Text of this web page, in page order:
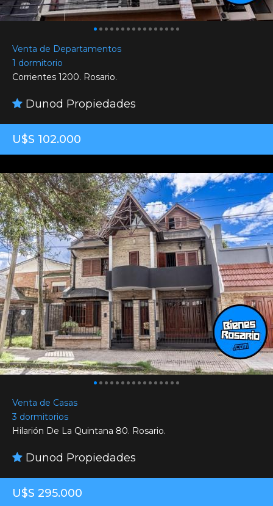
Venta de Departamentos
1 dormitorio
Corrientes 1200. Rosario.
Dunod Propiedades
U$S 102.000
Venta de Casas
3 dormitorios
Hilarión De La Quintana 80. Rosario.
Dunod Propiedades
U$S 295.000